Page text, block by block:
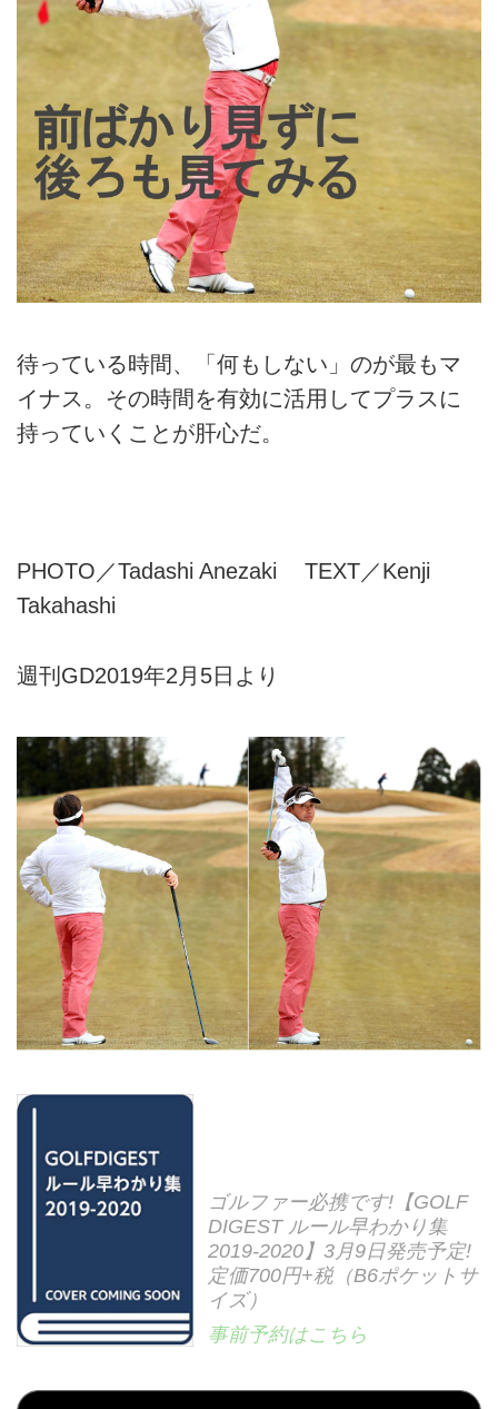
待っている時間、「何もしない」のが最もマ
イナス。その時間を有効に活用してプラスに
持っていくことが肝心だ。
PHOTO／Tadashi Anezaki TEXT／Kenji
Takahashi
週刊GD2019年2月5日より
ゴルファー必携です!【GOLF
DIGEST ルール早わかり集
2019-2020】3月9日発売予定!
定価700円+税（B6ポケットサ
イズ）
事前予約はこちら